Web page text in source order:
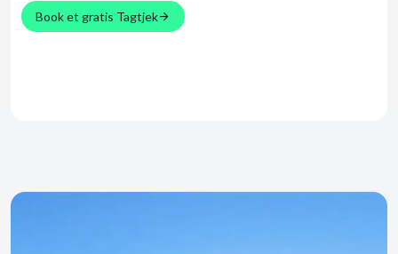
Book et gratis Tagtjek